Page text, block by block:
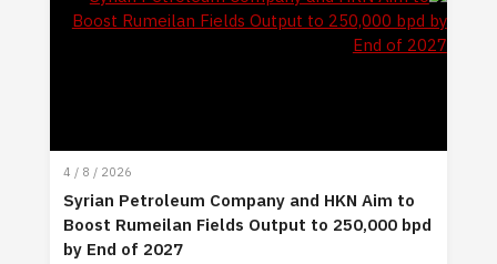
4 / 8 / 2026
Syrian Petroleum Company and HKN Aim to
Boost Rumeilan Fields Output to 250,000 bpd
by End of 2027